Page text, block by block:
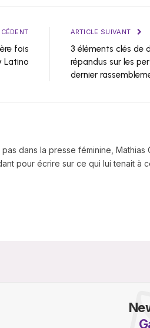
fois
Latino
ARTICLE SUIVANT
3 éléments clés de
répandus sur les
dernier
dans la presse féminine,
pour écrire sur ce qui lui tenait à